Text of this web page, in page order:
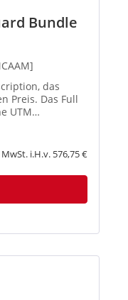
Bundle
das
Preis. Das Full
UTM
Network
Protection
...
i.H.v. 576,75 €